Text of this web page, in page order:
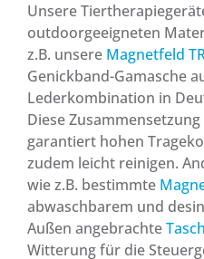
Unsere
outdoorgeeigneten
z.B. unsere Magnetfeld
Genickband-Gamasche
Lederkombination in
Diese
garantiert hohen
zudem leicht reinigen.
wie z.B. bestimmte
abwaschbarem und
Außen angebrachte
Witterung für die